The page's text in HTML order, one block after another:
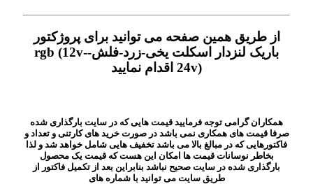
از طریق همین صفحه می توانید برای پروژکتور
باریک لنزدار اسکلت یخی-زرد-فلش-rgb (12v-
24v) اقدام نمایید
همکاران گرامی توجه فرمایید قیمت هایی که در سایت بارگذاری شده
صرفا قیمت های همکاری نمی باشد در صورت خرید های کارتنی و تعداد و
فاکتورهایی که در مبالغ بالا می باشد تخفیف هایی شامل خواهد شد و لذا
بخاطر نوسانات قیمت ها امکان این هست که قیمت یک محصول
بارگذاری شده در سایت صحیح نباشد بنابراین بعد از تکمیل فاکتور از
طریق سایت می توانید با شماره های